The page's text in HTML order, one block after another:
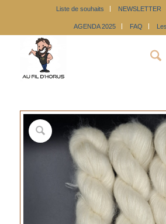
Liste de souhaits NEWSLETTER
AGENDA 2025 FAQ